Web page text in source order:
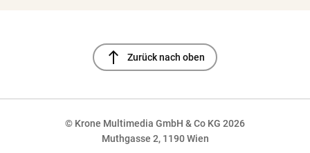
north Zurück nach oben
© Krone Multimedia GmbH & Co KG 2026
Muthgasse 2, 1190 Wien